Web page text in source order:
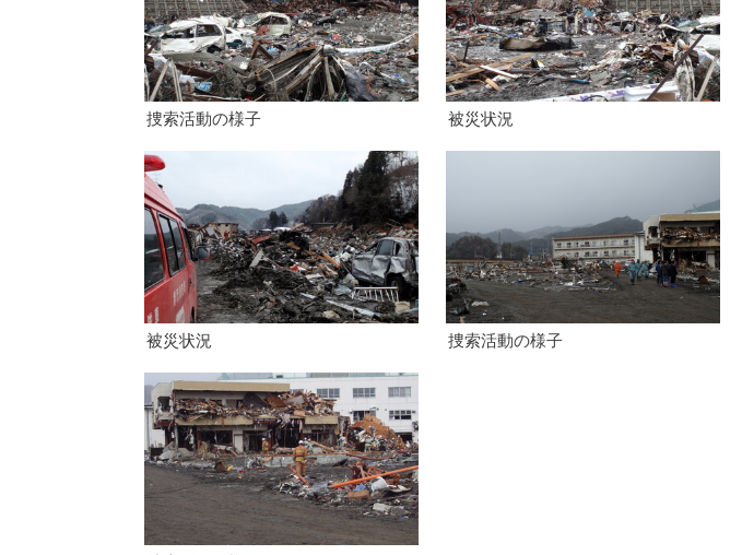
捜索活動の様子 被災状況
被災状況 捜索活動の様子